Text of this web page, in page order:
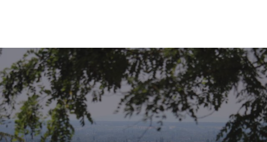
principal